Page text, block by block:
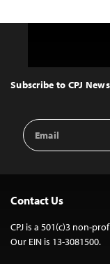
Top
Subscribe to CPJ
Email
Address
Contact Us
CPJ is a 501(c)3 non-
Our EIN is 13-3081500.